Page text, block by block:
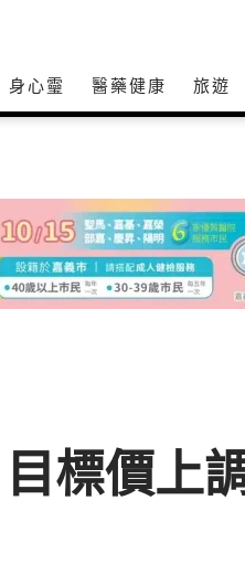
身心𩆜 醫藥健康 旅遊
目標價上